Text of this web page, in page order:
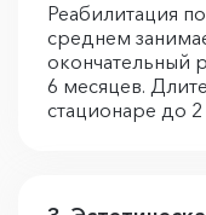
Реабилитация
среднем
окончательный
6 месяцев.
стационаре до 2